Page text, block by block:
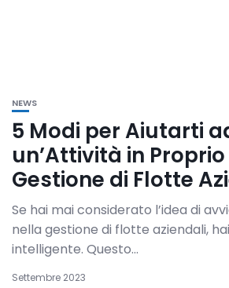
NEWS
5 Modi per Aiutarti
un’Attività in
Gestione di Flotte
Se hai mai considerato l’idea di
nella gestione di flotte aziendali,
intelligente. Questo...
Settembre 2023